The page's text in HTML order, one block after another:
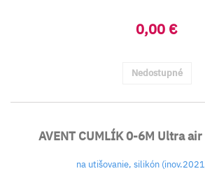
0,00 €
Nedostupné
AVENT CUMLÍK 0-6M Ultra
na utišovanie, silikón